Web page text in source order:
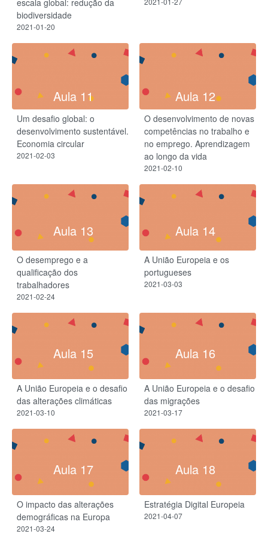
escala global: redução da
biodiversidade
2021-01-20
Aula 11
Um desafio global: o
desenvolvimento sustentável.
Economia circular
2021-02-03
Aula 12
O desenvolvimento de novas
competências no trabalho e
no emprego. Aprendizagem
ao longo da vida
2021-02-10
Aula 13
O desemprego e a
qualificação dos
trabalhadores
2021-02-24
Aula 14
A União Europeia e os
portugueses
2021-03-03
Aula 15
A União Europeia e o desafio
das alterações climáticas
2021-03-10
Aula 16
A União Europeia e o desafio
das migrações
2021-03-17
Aula 17
O impacto das alterações
demográficas na Europa
2021-03-24
Aula 18
Estratégia Digital Europeia
2021-04-07